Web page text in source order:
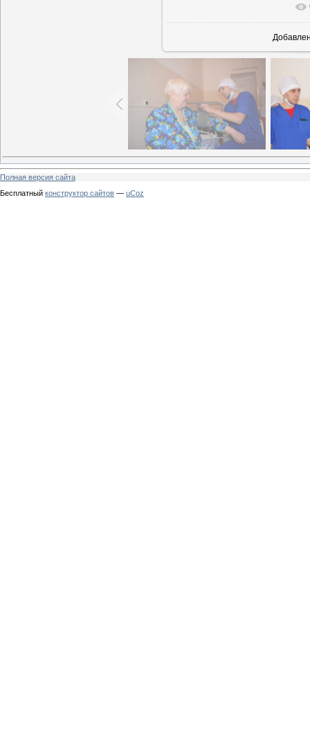
В
Полная версия сайта
Бесплатный конструктор сайтов — uCoz